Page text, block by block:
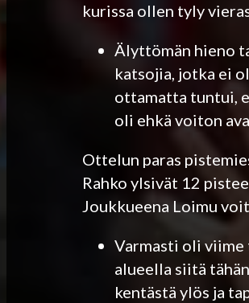
kurissa ollen tyly
Älyttömän hieno
katsojia, jotka ei
ottamatta tuntui,
oli ehkä voiton
Ottelun paras
Rahko ylsivät 12
Joukkueena Loimu
­Varmasti oli
alueella siitä
kentästä ylös ja